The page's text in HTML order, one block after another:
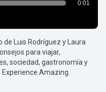
de Luis Rodríguez y Laura
para viajar,
sociedad, gastronomía y
Amazing.